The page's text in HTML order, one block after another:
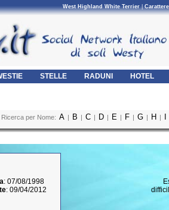
West Highland White Terrier|
STELLE RADUNI HOTEL
Ricerca per Nome: A | B | C | D | E | F | G | H |
: 07/08/1998
: 09/04/2012